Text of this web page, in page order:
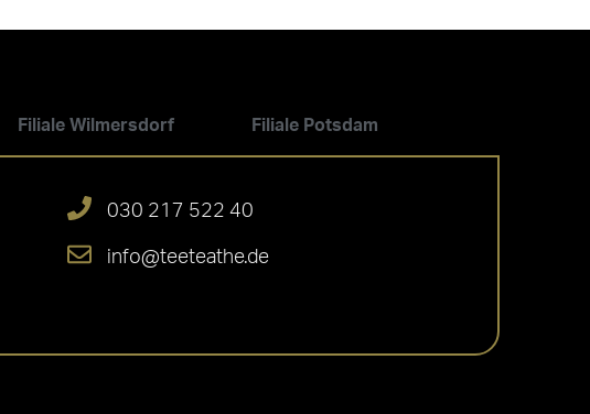
Filiale Wilmersdorf Filiale Potsdam
030 217 522 40
info@teeteathe.de